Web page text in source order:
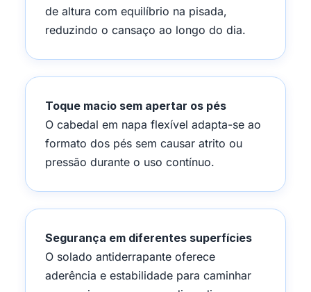
de altura com equilíbrio na pisada,
reduzindo o cansaço ao longo do dia.
Toque macio sem apertar os pés
O cabedal em napa flexível adapta-se ao
formato dos pés sem causar atrito ou
pressão durante o uso contínuo.
Segurança em diferentes superfícies
O solado antiderrapante oferece
aderência e estabilidade para caminhar